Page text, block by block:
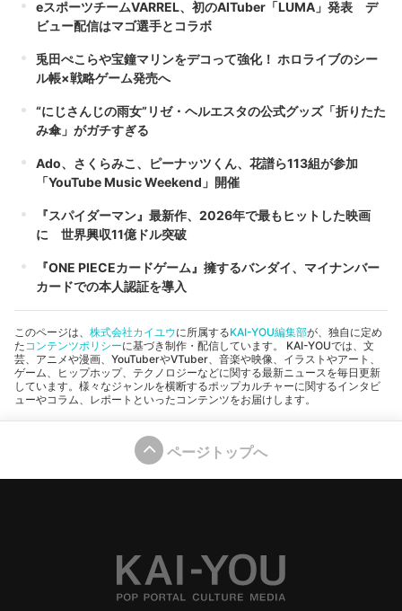
eスポーツチームVARREL、初のAITuber「LUMA」発表 デ
ビュー配信はマゴ選手とコラボ
兎田ぺこらや宝鐘マリンをデコって強化！ ホロライブのシー
ル帳×戦略ゲーム発売へ
“にじさんじの雨女”リゼ・ヘルエスタの公式グッズ「折りたた
み傘」がガチすぎる
Ado、さくらみこ、ピーナッツくん、花譜ら113組が参加
「YouTube Music Weekend」開催
『スパイダーマン』最新作、2026年で最もヒットした映画
に 世界興収11億ドル突破
『ONE PIECEカードゲーム』擁するバンダイ、マイナンバー
カードでの本人認証を導入
このページは、 株式会社カイユウに所属するKAI-YOU編集部が、独自に定め
た コンテンツポリシーに基づき制作・配信しています。 KAI-YOUでは、文
芸、アニメや漫画、YouTuberやVTuber、音楽や映像、イラストやアート、
ゲーム、ヒップホップ、テクノロジーなどに関する最新ニュースを毎日更新
しています。様々なジャンルを横断するポップカルチャーに関するインタビ
ューやコラム、レポートといったコンテンツをお届けします。
ページトップへ